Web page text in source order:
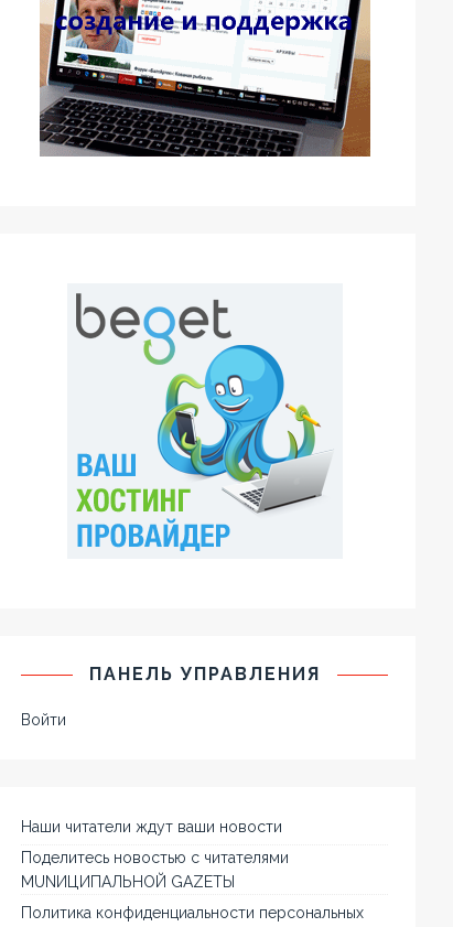
ПАНЕЛЬ УПРАВЛЕНИЯ
Войти
Наши читатели ждут ваши новости
Поделитесь новостью с читателями
MUNИЦИПАЛЬНОЙ GAZЕТЫ
Политика конфиденциальности персональных